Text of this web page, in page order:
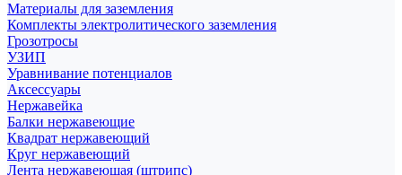
Материалы для заземления
Комплекты электролитического заземления
Грозотросы
УЗИП
Уравнивание потенциалов
Аксессуары
Нержавейка
Балки нержавеющие
Квадрат нержавеющий
Круг нержавеющий
Лента нержавеющая (штрипс)